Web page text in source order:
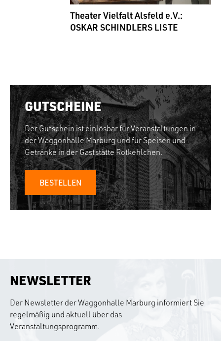
Theater Vielfalt Alsfeld e.V.:
OSKAR SCHINDLERS LISTE
GUTSCHEINE
Der Gutschein ist einlösbar für Veranstaltungen in
der Waggonhalle Marburg und für Speisen und
Getränke in der Gaststätte Rotkehlchen.
BESTELLEN
NEWSLETTER
Der Newsletter der Waggonhalle Marburg informiert Sie
regelmäßig und aktuell über das
Veranstaltungsprogramm.